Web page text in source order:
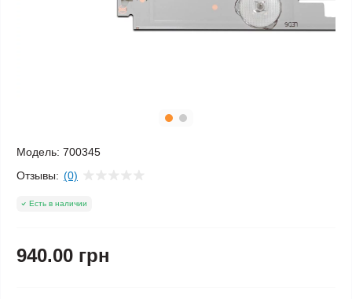
Модель: 700345
Отзывы: (0)
Есть в наличии
940.00 грн